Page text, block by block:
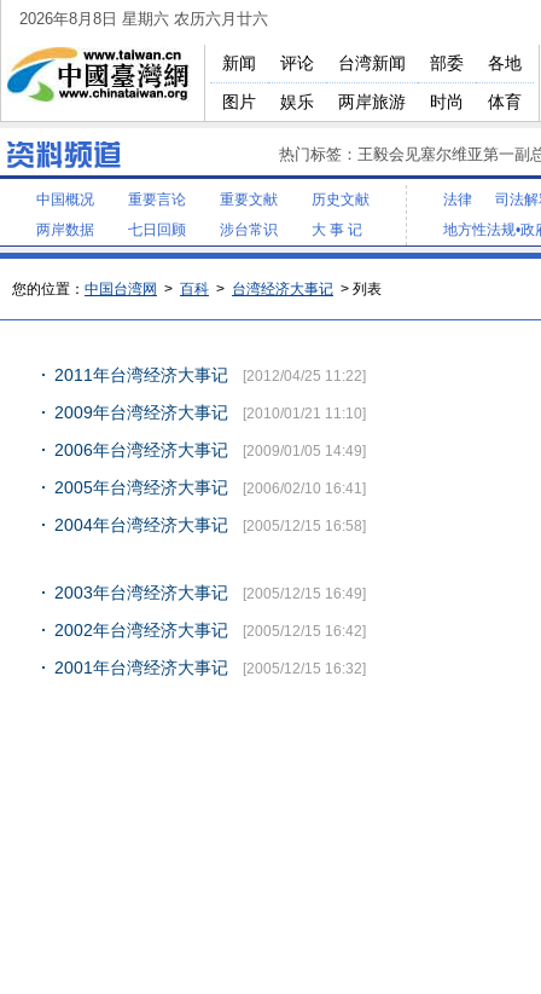
2026年8月8日 星期六 农历六月廿六
新闻 评论 台湾新闻 部委
各地
图片
娱乐 两岸旅游 时尚 体育
热门标签： 王毅会见塞尔维亚第一副
中国概况 重要言论 重要文献
历史文献
两岸数据
七日回顾 涉台常识 大 事 记
法律
司法
地方性法规•政
您的位置： 中国台湾网 > 百科 > 台湾经济大事记 > 列表
2011年台湾经济大事记 [2012/04/25 11:22]
2009年台湾经济大事记 [2010/01/21 11:10]
2006年台湾经济大事记 [2009/01/05 14:49]
2005年台湾经济大事记 [2006/02/10 16:41]
2004年台湾经济大事记 [2005/12/15 16:58]
2003年台湾经济大事记 [2005/12/15 16:49]
2002年台湾经济大事记 [2005/12/15 16:42]
2001年台湾经济大事记 [2005/12/15 16:32]